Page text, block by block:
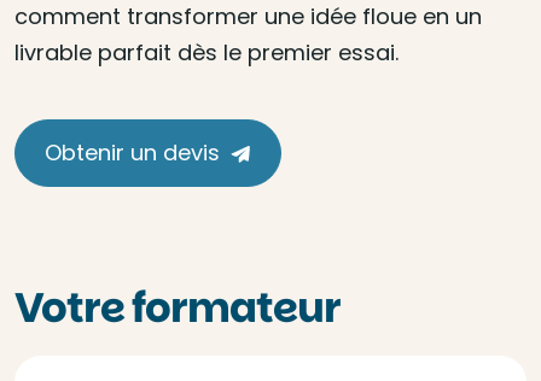
comment transformer une idée floue en un
livrable parfait dès le premier essai.
Obtenir un devis
Votre formateur